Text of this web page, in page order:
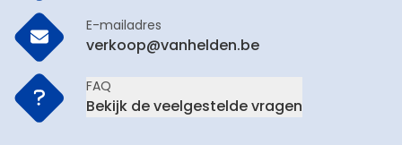
E-mailadres
verkoop@vanhelden.be
FAQ
Bekijk de veelgestelde vragen